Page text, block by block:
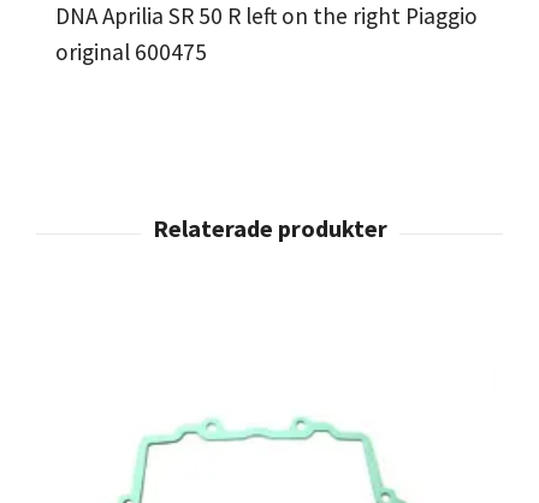
DNA Aprilia SR 50 R left on the right Piaggio
original 600475